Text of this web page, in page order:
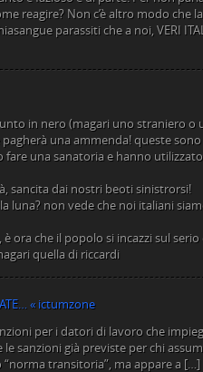
reagire? Non c’è altro modo che
parassiti che a noi, VERI
in nero (magari uno straniero
pagherà una ammenda! queste
fare una sanatoria e hanno
sancita dai nostri beoti sinistrorsi!
luna? non vede che noi italiani
ora che il popolo si incazzi sul
quella di riccardi
« ictumzone
per i datori di lavoro che
sanzioni già previste per chi
transitoria”, ma appare a […]